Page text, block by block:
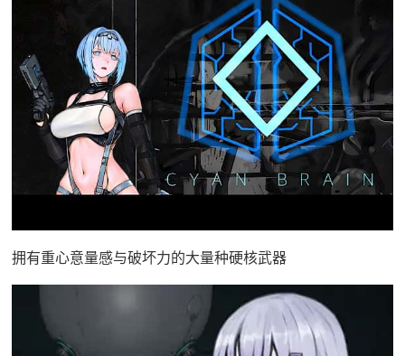
拥有重心意量感与破坏力的大量种硬核武器